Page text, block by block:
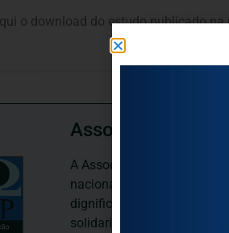
o download do estudo publicado
Associação
A Associação Portuguesa
nacional, dedica-se às
dignificação, respeito,
solidariedade